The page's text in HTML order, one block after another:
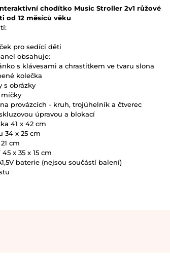
chodítko Music Stroller 2v1 růžové
od 12 měsíců věku
pro sedící děti
obsahuje:
s klávesami a chrastítkem ve tvaru slona
kolečka
s obrázky
míčky
provázcích - kruh, trojúhelník a čtverec
úpravou a blokací
41 x 42 cm
34 x 25 cm
cm
x 35 x 15 cm
baterie (nejsou součástí balení)